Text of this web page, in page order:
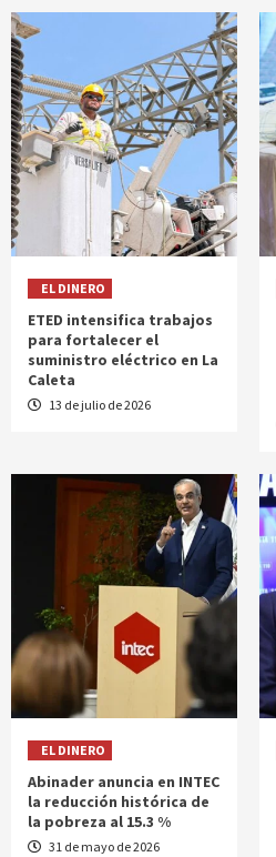
EL DINERO
ETED intensifica trabajos
para fortalecer el
suministro eléctrico en La
Caleta
13 de julio de 2026
EL DINERO
Abinader anuncia en INTEC
la reducción histórica de
la pobreza al 15.3 %
31 de mayo de 2026